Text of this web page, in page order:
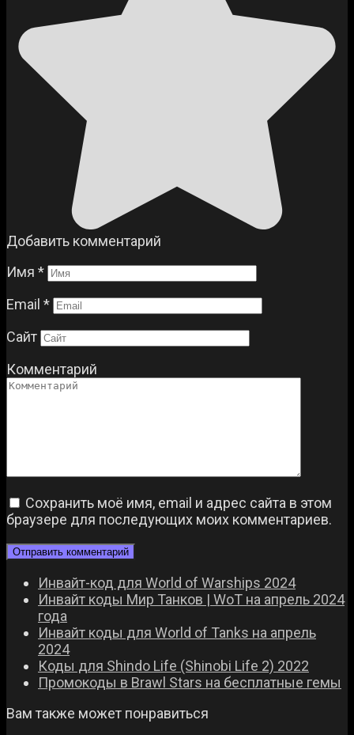
Добавить комментарий
Имя *
Email *
Сайт
Комментарий
Сохранить моё имя, email и адрес сайта в этом
браузере для последующих моих комментариев.
Инвайт-код для World of Warships 2024
Инвайт коды Мир Танков | WoT на апрель 2024
года
Инвайт коды для World of Tanks на апрель
2024
Коды для Shindo Life (Shinobi Life 2) 2022
Промокоды в Brawl Stars на бесплатные гемы
Вам также может понравиться